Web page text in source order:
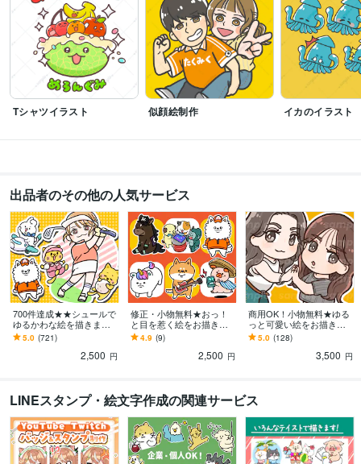
Tシャツイラスト 似顔絵制作 イカのイラスト
出品者のその他の人気サービス
700件達成★★シュールで
ゆるかわな絵を描きます
小物無料・修正無制限！
いろんな表情はお任せく
5.0 (721)
2,500 円
修正・小物無料★おっ！
と目を惹く絵をお描きし
ます かわいい！思わず2度
見されるようなイラスト
はいかがですか？
4.9 (9)
2,500 円
商用OK！小物無料★ゆる
っと可愛い絵をお描きし
ます なんかシュール！？
思わず目に留まるイラス
トはおまかせ下さい！
5.0 (128)
3,500 円
LINEスタンプ・絵文字作成の関連サービス